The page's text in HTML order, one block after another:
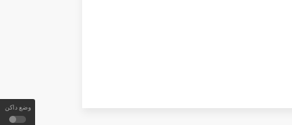
وضع داكن